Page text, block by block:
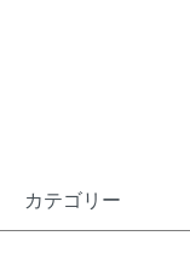
カテゴリー